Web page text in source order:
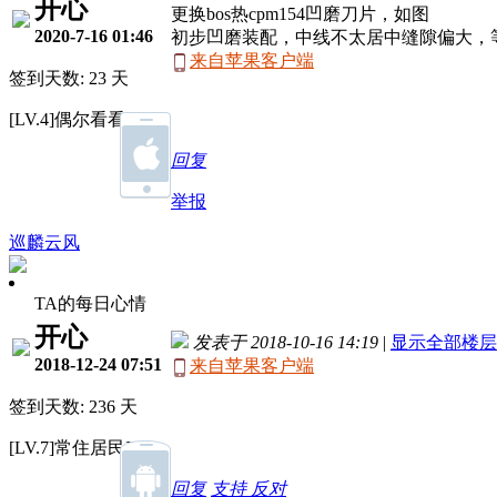
开心
2020-7-16 01:46
签到天数: 23 天
[LV.4]偶尔看看III
更换bos热cpm154凹磨刀片，如图
初步凹磨装配，中线不太居中缝隙偏大，
来自苹果客户端
回复
举报
巡麟云风
TA的每日心情
开心
2018-12-24 07:51
签到天数: 236 天
[LV.7]常住居民III
发表于 2018-10-16 14:19 | 显示全部楼层
来自苹果客户端
回复 支持 反对